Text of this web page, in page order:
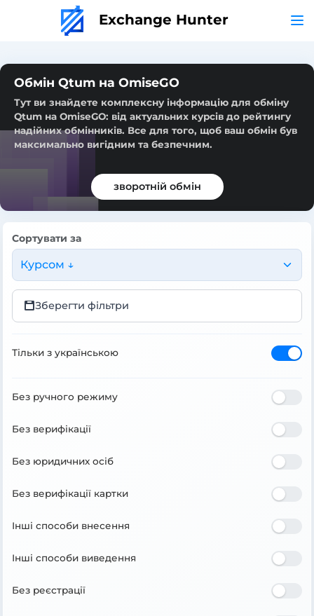
Exchange Hunter
Обмін Qtum на OmiseGO
Тут ви знайдете комплексну інформацію для обміну
Qtum на OmiseGO: від актуальних курсів до рейтингу
надійних обмінників. Все для того, щоб ваш обмін був
максимально вигідним та безпечним.
зворотній обмін
Сортувати за
Курсом ↓
Зберегти фільтри
Тільки з українською
Без ручного режиму
Без верифікації
Без юридичних осіб
Без верифікації картки
Інші способи внесення
Інші способи виведення
Без реєстрації